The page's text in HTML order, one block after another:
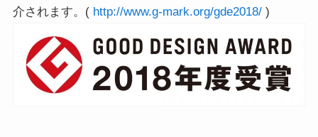
介されます。( http://www.g-mark.org/gde2018/)